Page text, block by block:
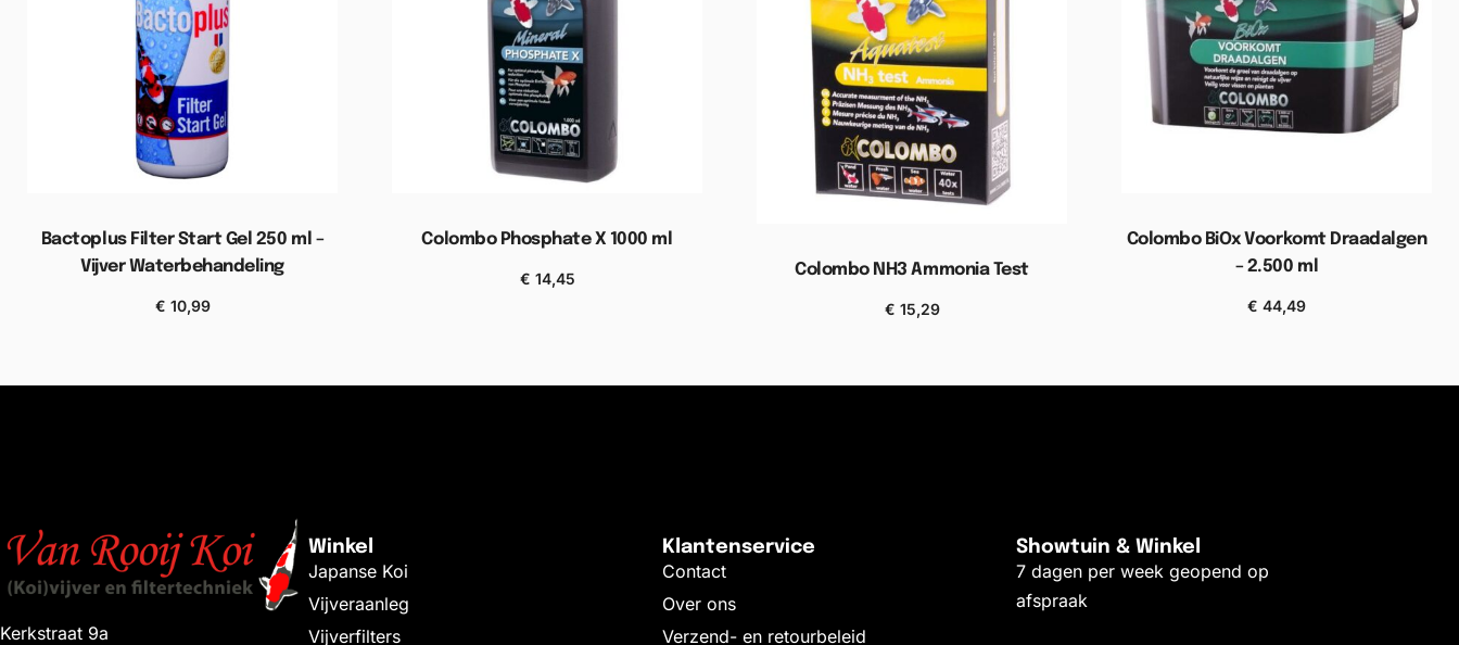
Bactoplus Filter Start Gel 250 ml –
Vijver Waterbehandeling
€ 10,99
Colombo Phosphate X 1000 ml
€ 14,45 Colombo NH3 Ammonia Test
€ 15,29
Colombo BiOx Voorkomt Draadalgen
– 2.500 ml
€ 44,49
Kerkstraat 9a
Winkel
Japanse Koi
Vijveraanleg
Vijverfilters
Klantenservice
Contact
Over ons
Verzend- en retourbeleid
Showtuin & Winkel
7 dagen per week geopend op
afspraak